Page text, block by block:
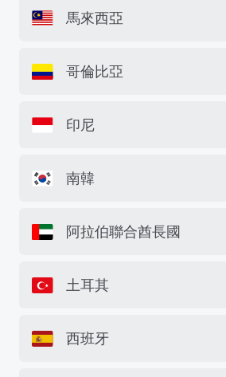
馬來西亞
哥倫比亞
印尼
南韓
阿拉伯聯合酋長國
土耳其
西班牙